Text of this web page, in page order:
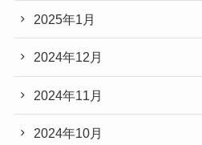
2025年1月
2024年12月
2024年11月
2024年10月